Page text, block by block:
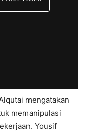
mengatakan
memanipulasi
Yousif